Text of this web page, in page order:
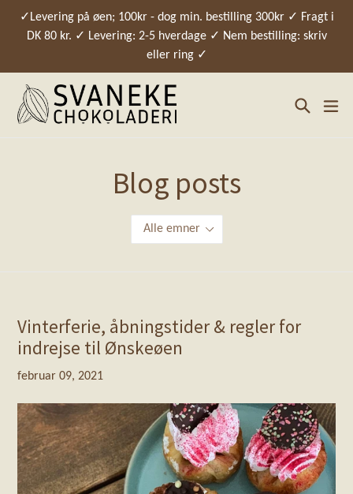
✓Levering på øen; 100kr - dog min. bestilling 300kr ✓ Fragt i
DK 80 kr. ✓ Levering: 2-5 hverdage ✓ Nem bestilling: skriv
eller ring ✓
Søg
Blog posts
Vinterferie, åbningstider & regler for
indrejse til Ønskeøen
februar 09, 2021